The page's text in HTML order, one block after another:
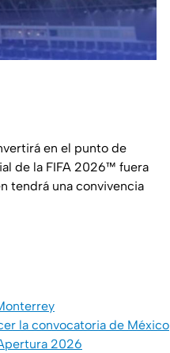
en el punto de
de la FIFA 2026™ fuera
tendrá una convivencia
la convocatoria de México
2026